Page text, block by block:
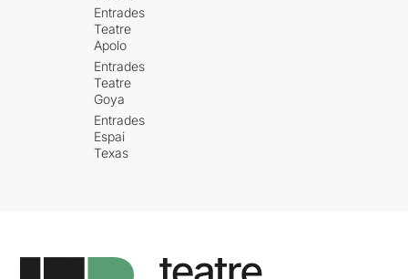
Entrades
Teatre
Apolo
Entrades
Teatre
Goya
Entrades
Espai
Texas